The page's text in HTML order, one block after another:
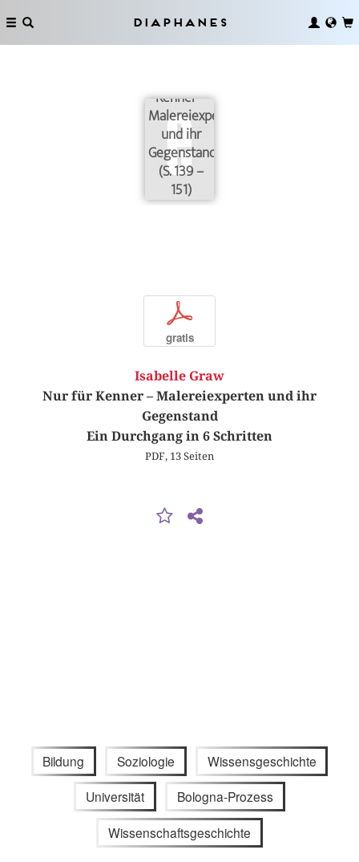
Diaphanes
Kenner –
Malereiexperten
und ihr
Gegenstand
(S. 139 –
151)
p
gratis
Isabelle Graw
Nur für Kenner – Malereiexperten und ihr
Gegenstand
Ein Durchgang in 6 Schritten
PDF, 13 Seiten
Bildung Soziologie Wissensgeschichte
Universität Bologna-Prozess
Wissenschaftsgeschichte